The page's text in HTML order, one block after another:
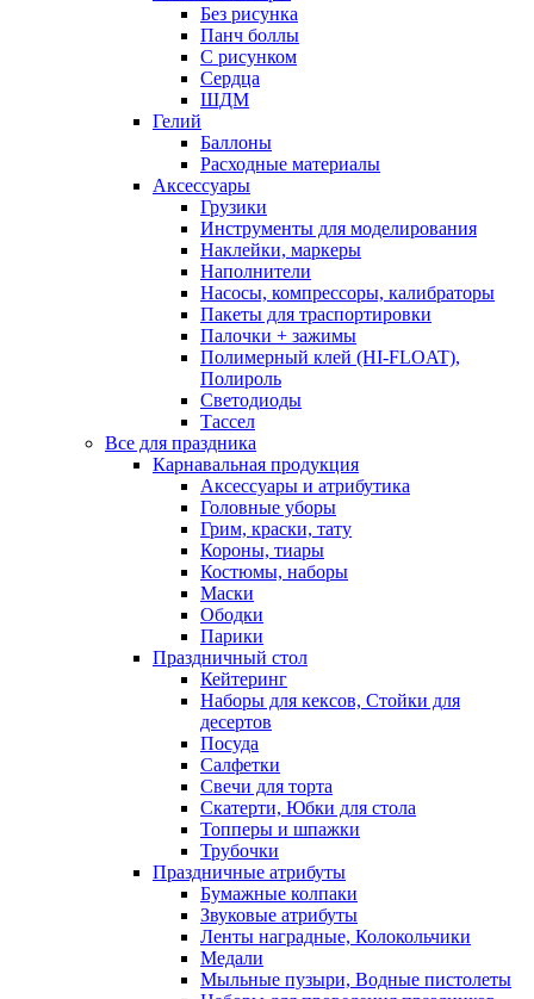
Без рисунка
Панч боллы
С рисунком
Сердца
ШДМ
Гелий
Баллоны
Расходные материалы
Аксессуары
Грузики
Инструменты для моделирования
Наклейки, маркеры
Наполнители
Насосы, компрессоры, калибраторы
Пакеты для траспортировки
Палочки + зажимы
Полимерный клей (HI-FLOAT),
Полироль
Светодиоды
Тассел
Все для праздника
Карнавальная продукция
Аксессуары и атрибутика
Головные уборы
Грим, краски, тату
Короны, тиары
Костюмы, наборы
Маски
Ободки
Парики
Праздничный стол
Кейтеринг
Наборы для кексов, Стойки для
десертов
Посуда
Салфетки
Свечи для торта
Скатерти, Юбки для стола
Топперы и шпажки
Трубочки
Праздничные атрибуты
Бумажные колпаки
Звуковые атрибуты
Ленты наградные, Колокольчики
Медали
Мыльные пузыри, Водные пистолеты